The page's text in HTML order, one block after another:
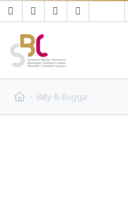
Billy & Bugga